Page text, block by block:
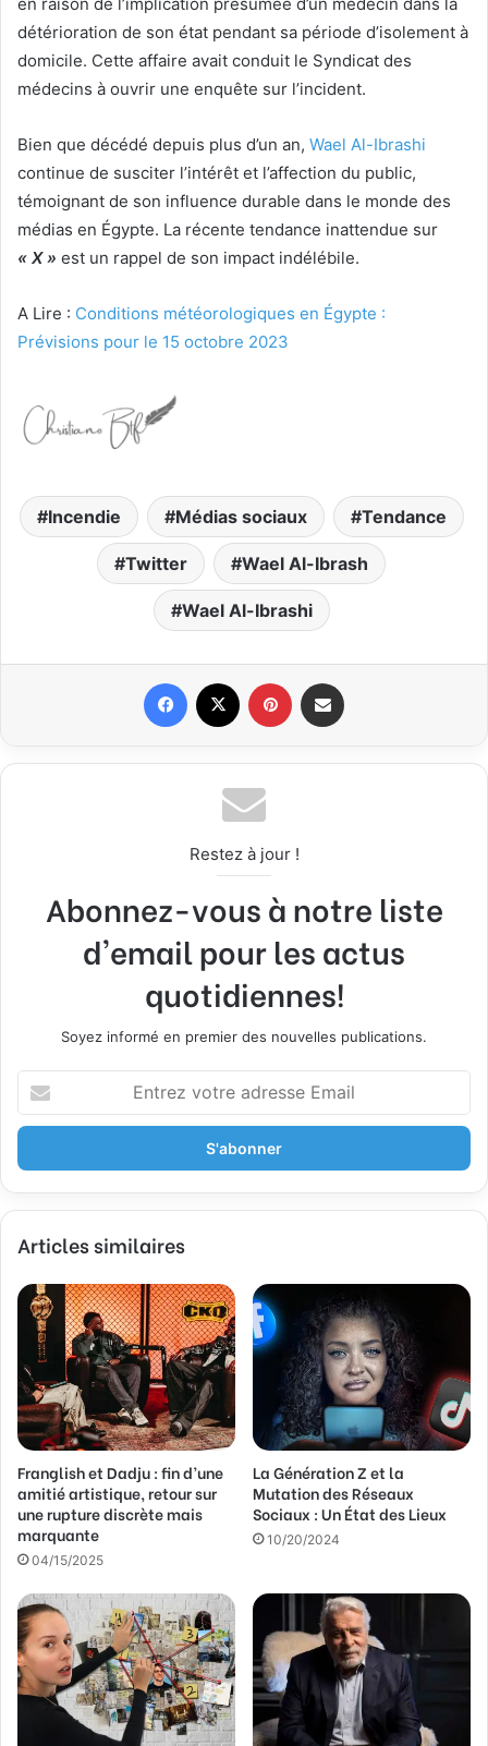
détérioration de son état pendant sa période d’isolement à
domicile. Cette affaire avait conduit le Syndicat des
médecins à ouvrir une enquête sur l’incident.
Bien que décédé depuis plus d’un an, Wael Al-Ibrashi
continue de susciter l’intérêt et l’affection du public,
témoignant de son influence durable dans le monde des
médias en Égypte. La récente tendance inattendue sur
« X » est un rappel de son impact indélébile.
A Lire : Conditions météorologiques en Égypte :
Prévisions pour le 15 octobre 2023
Incendie Médias sociaux Tendance
Twitter Wael Al-Ibrash
Wael Al-Ibrashi
Restez à jour !
Abonnez-vous à notre liste
d'email pour les actus
quotidiennes!
Soyez informé en premier des nouvelles publications.
t
e
z
o
r
r
e
s
s
e
E
m
a
i
Articles similaires
Franglish et Dadju : fin d’une
amitié artistique, retour sur
une rupture discrète mais
marquante
04/15/2025
La Génération Z et la
Mutation des Réseaux
Sociaux : Un État des Lieux
10/20/2024